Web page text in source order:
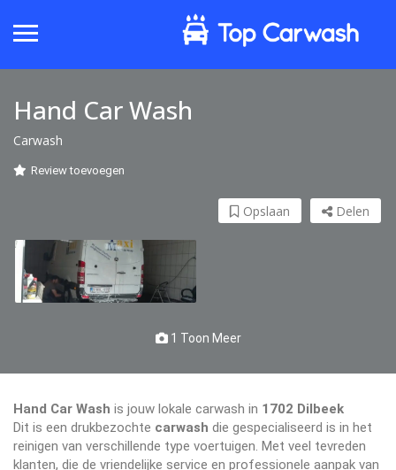
Hand Car Wash
Carwash
Review toevoegen
Delen
Opslaan
1 Toon Meer
Hand Car Wash is jouw lokale carwash in 1702 Dilbeek
Dit is een drukbezochte carwash die gespecialiseerd is in het
reinigen van verschillende type voertuigen. Met veel tevreden
klanten, die de vriendelijke service en professionele aanpak van